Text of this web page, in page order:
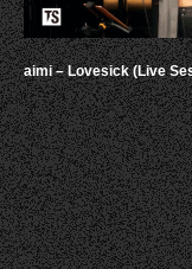
aimi – Lovesick (Live